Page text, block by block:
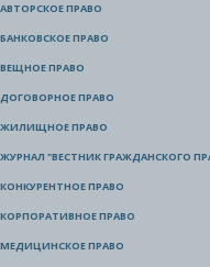
АВТОРСКОЕ ПРАВО
БАНКОВСКОЕ ПРАВО
ВЕЩНОЕ ПРАВО
ДОГОВОРНОЕ ПРАВО
ЖИЛИЩНОЕ ПРАВО
ЖУРНАЛ "ВЕСТНИК ГРАЖДАНСКОГО
КОНКУРЕНТНОЕ ПРАВО
КОРПОРАТИВНОЕ ПРАВО
МЕДИЦИНСКОЕ ПРАВО